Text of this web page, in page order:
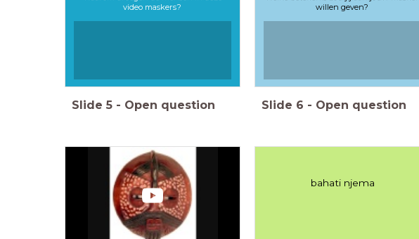
video maskers?
Slide 5 - Open question
willen geven?
Slide 6 - Open question
bahati njema